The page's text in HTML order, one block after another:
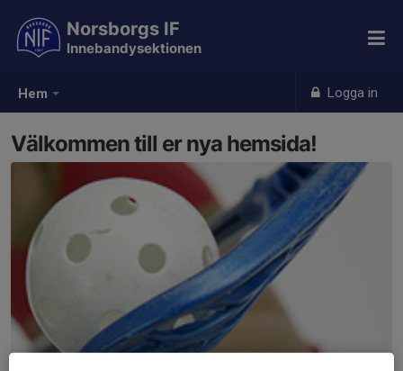
Hem Logga in
Norsborgs IF
Innebandysektionen
Välkommen till er nya hemsida!